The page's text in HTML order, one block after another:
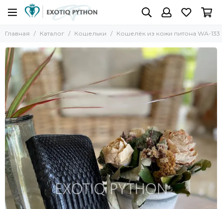
Главная Каталог Кошельки Кошелёк из кожи питона WA-133